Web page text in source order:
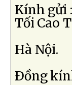
Kính gửi
Tối Cao
Hà Nội.
Ðồng